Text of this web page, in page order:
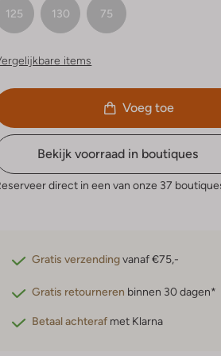
125 130 75
items
Voeg toe
Bekijk voorraad in boutiques
direct in een van onze 37
Gratis verzendingvanaf €75,-
Gratis retourneren binnen 30 dagen*
Betaal achteraf met Klarna